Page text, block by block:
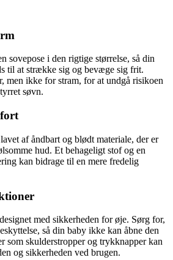
sovepose i den rigtige størrelse, så din
til at strække sig og bevæge sig frit.
men ikke for stram, for at undgå risikoen
søvn.
af åndbart og blødt materiale, der er
hud. Et behageligt stof og en
kan bidrage til en mere fredelig
med sikkerheden for øje. Sørg for,
så din baby ikke kan åbne den
som skulderstropper og trykknapper kan
og sikkerheden ved brugen.